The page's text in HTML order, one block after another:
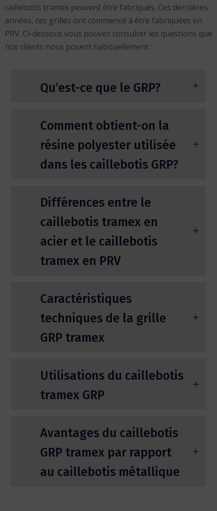
caillebotis tramex peuvent être fabriqués. Ces dernières
années, ces grilles ont commencé à être fabriquées en
PRV. Ci-dessous vous pouvez consulter les questions que
nos clients nous posent habituellement :
Qu’est-ce que le GRP?
Comment obtient-on la
résine polyester utilisée
dans les caillebotis GRP?
Différences entre le
caillebotis tramex en
acier et le caillebotis
tramex en PRV
Caractéristiques
techniques de la grille
GRP tramex
Utilisations du caillebotis
tramex GRP
Avantages du caillebotis
GRP tramex par rapport
au caillebotis métallique